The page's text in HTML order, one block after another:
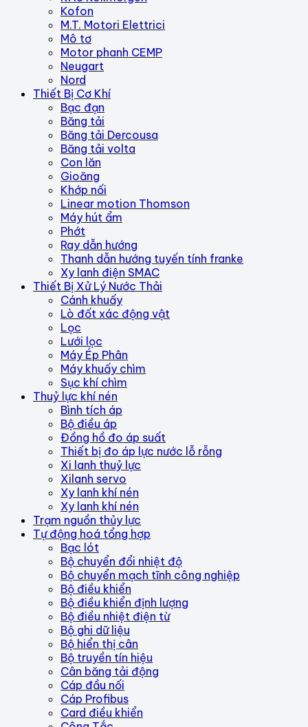
Kofon
M.T. Motori Elettrici
Mô tơ
Motor phanh CEMP
Neugart
Nord
Thiết Bị Cơ Khí
Bạc đạn
Băng tải
Băng tải Dercousa
Băng tải volta
Con lăn
Gioăng
Khớp nối
Linear motion Thomson
Máy hút ẩm
Phớt
Ray dẫn hướng
Thanh dẫn hướng tuyến tính franke
Xy lanh điện SMAC
Thiết Bị Xử Lý Nước Thải
Cánh khuấy
Lò đốt xác động vật
Lọc
Lưới lọc
Máy Ép Phân
Máy khuấy chìm
Sục khí chìm
Thuỷ lực khí nén
Bình tích áp
Bộ điều áp
Đồng hồ đo áp suất
Thiết bị đo áp lực nước lỗ rỗng
Xi lanh thuỷ lực
Xilanh servo
Xy lanh khí nén
Xy lanh khí nén
Trạm nguồn thủy lực
Tự động hoá tổng hợp
Bạc lót
Bộ chuyển đổi nhiệt độ
Bộ chuyển mạch tĩnh công nghiệp
Bộ điều khiển
Bộ điều khiển định lượng
Bộ điều nhiệt điện từ
Bộ ghi dữ liệu
Bộ hiển thị cân
Bộ truyền tín hiệu
Cân băng tải động
Cáp đầu nối
Cáp Profibus
Card điều khiển